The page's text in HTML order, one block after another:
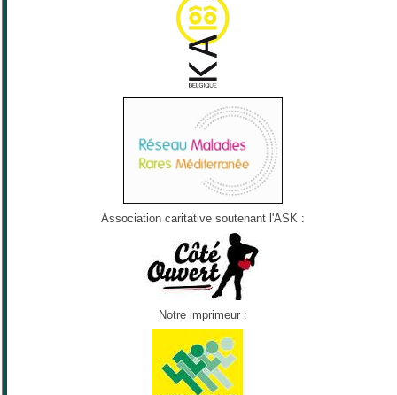
Association caritative soutenant l'ASK :
Notre imprimeur :